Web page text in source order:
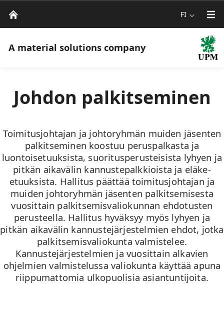
FI
A material solutions company
Johdon palkitseminen
Toimitusjohtajan ja johtoryhmän muiden jäsenten
palkitseminen koostuu peruspalkasta ja
luontoisetuuksista, suoritusperusteisista lyhyen ja
pitkän aikavälin kannustepalkkioista ja eläke-
etuuksista. Hallitus päättää toimitusjohtajan ja
muiden johtoryhmän jäsenten palkitsemisesta
vuosittain palkitsemisvaliokunnan ehdotusten
perusteella. Hallitus hyväksyy myös lyhyen ja
pitkän aikavälin kannustejärjestelmien ehdot, jotka
palkitsemisvaliokunta valmistelee.
Kannustejärjestelmien ja vuosittain alkavien
ohjelmien valmistelussa valiokunta käyttää apuna
riippumattomia ulkopuolisia asiantuntijoita.